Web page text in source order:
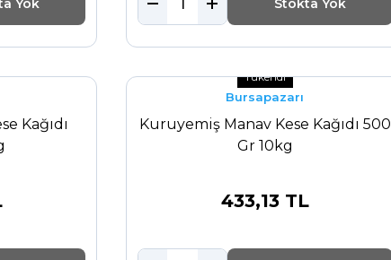
Yok Stokta Yok
Kağıdı
Tükendi
Bursapazarı
Kuruyemiş Manav Kese Kağıdı 500
Gr 10kg
433,13 TL